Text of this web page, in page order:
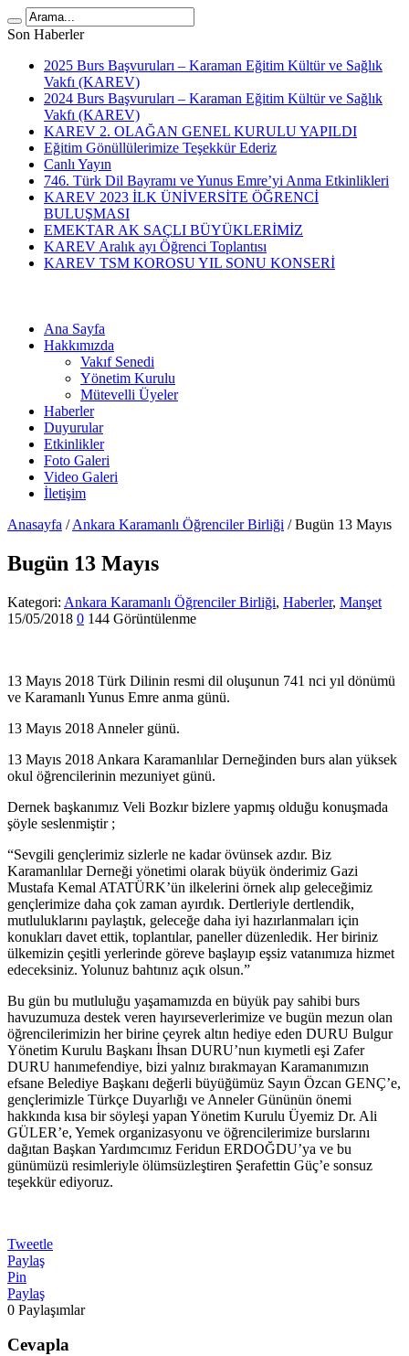
Son Haberler
2025 Burs Başvuruları – Karaman Eğitim Kültür ve Sağlık
Vakfı (KAREV)
2024 Burs Başvuruları – Karaman Eğitim Kültür ve Sağlık
Vakfı (KAREV)
KAREV 2. OLAĞAN GENEL KURULU YAPILDI
Eğitim Gönüllülerimize Teşekkür Ederiz
Canlı Yayın
746. Türk Dil Bayramı ve Yunus Emre’yi Anma Etkinlikleri
KAREV 2023 İLK ÜNİVERSİTE ÖĞRENCİ
BULUŞMASI
EMEKTAR AK SAÇLI BÜYÜKLERİMİZ
KAREV Aralık ayı Öğrenci Toplantısı
KAREV TSM KOROSU YIL SONU KONSERİ
Ana Sayfa
Hakkımızda
Vakıf Senedi
Yönetim Kurulu
Mütevelli Üyeler
Haberler
Duyurular
Etkinlikler
Foto Galeri
Video Galeri
İletişim
Anasayfa / Ankara Karamanlı Öğrenciler Birliği / Bugün 13 Mayıs
Bugün 13 Mayıs
Kategori: Ankara Karamanlı Öğrenciler Birliği, Haberler, Manşet
15/05/2018 0 144 Görüntülenme
13 Mayıs 2018 Türk Dilinin resmi dil oluşunun 741 nci yıl dönümü
ve Karamanlı Yunus Emre anma günü.
13 Mayıs 2018 Anneler günü.
13 Mayıs 2018 Ankara Karamanlılar Derneğinden burs alan yüksek
okul öğrencilerinin mezuniyet günü.
Dernek başkanımız Veli Bozkır bizlere yapmış olduğu konuşmada
şöyle seslenmiştir ;
“Sevgili gençlerimiz sizlerle ne kadar övünsek azdır. Biz
Karamanlılar Derneği yönetimi olarak büyük önderimiz Gazi
Mustafa Kemal ATATÜRK’ün ilkelerini örnek alıp geleceğimiz
gençlerimize daha çok zaman ayırdık. Dertleriyle dertlendik,
mutluluklarını paylaştık, geleceğe daha iyi hazırlanmaları için
konukları davet ettik, toplantılar, paneller düzenledik. Her biriniz
ülkemizin çeşitli yerlerinde göreve başlayıp eşsiz vatanımıza hizmet
edeceksiniz. Yolunuz bahtınız açık olsun.”
Bu gün bu mutluluğu yaşamamızda en büyük pay sahibi burs
havuzumuza destek veren hayırseverlerimize ve bugün mezun olan
öğrencilerimizin her birine çeyrek altın hediye eden DURU Bulgur
Yönetim Kurulu Başkanı İhsan DURU’nun kıymetli eşi Zafer
DURU hanımefendiye, bizi yalnız bırakmayan Karamanımızın
efsane Belediye Başkanı değerli büyüğümüz Sayın Özcan GENÇ’e,
gençlerimizle Türkçe Duyarlığı ve Anneler Gününün önemi
hakkında kısa bir söyleşi yapan Yönetim Kurulu Üyemiz Dr. Ali
GÜLER’e, Yemek organizasyonu ve öğrencilerimize burslarını
dağıtan Başkan Yardımcımız Feridun ERDOĞDU’ya ve bu
günümüzü resimleriyle ölümsüzleştiren Şerafettin Güç’e sonsuz
teşekkür ediyoruz.
Tweetle
Paylaş
Pin
Paylaş
0 Paylaşımlar
Cevapla